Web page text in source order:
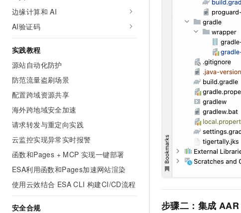
边缘计算和 AI
AI验证码
实践教程
源站自动化防护
防范流量盗刷场景
配置跨域资源共享
海外跨地域安全加速
请求转发与重定向实践
云监控实现异常实时报警
函数和Pages + MCP 实现一键部署
ESA利用函数和Pages加速网站渲染
使用云效结合 ESA CLI 构建CI/CD流程
安全合规
步骤二：集成 AAR